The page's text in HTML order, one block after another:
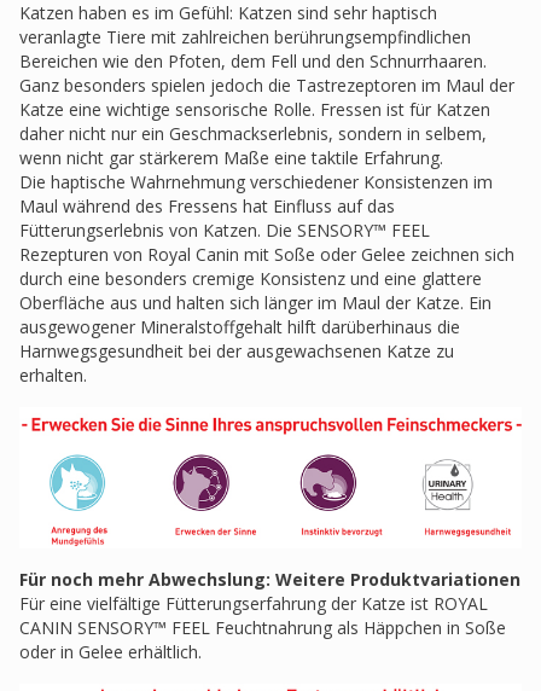
Katzen haben es im Gefühl: Katzen sind sehr haptisch
veranlagte Tiere mit zahlreichen berührungsempfindlichen
Bereichen wie den Pfoten, dem Fell und den Schnurrhaaren.
Ganz besonders spielen jedoch die Tastrezeptoren im Maul der
Katze eine wichtige sensorische Rolle. Fressen ist für Katzen
daher nicht nur ein Geschmackserlebnis, sondern in selbem,
wenn nicht gar stärkerem Maße eine taktile Erfahrung.
Die haptische Wahrnehmung verschiedener Konsistenzen im
Maul während des Fressens hat Einfluss auf das
Fütterungserlebnis von Katzen. Die SENSORY™ FEEL
Rezepturen von Royal Canin mit Soße oder Gelee zeichnen sich
durch eine besonders cremige Konsistenz und eine glattere
Oberfläche aus und halten sich länger im Maul der Katze. Ein
ausgewogener Mineralstoffgehalt hilft darüberhinaus die
Harnwegsgesundheit bei der ausgewachsenen Katze zu
erhalten.
Für noch mehr Abwechslung: Weitere Produktvariationen
Für eine vielfältige Fütterungserfahrung der Katze ist ROYAL
CANIN SENSORY™ FEEL Feuchtnahrung als Häppchen in Soße
oder in Gelee erhältlich.